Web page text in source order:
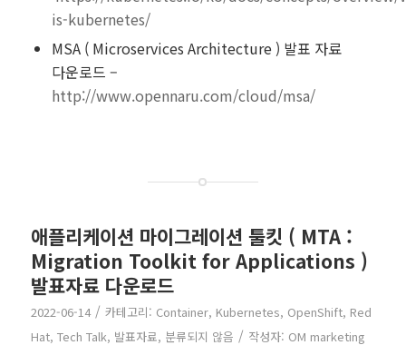
is-kubernetes/
MSA ( Microservices Architecture ) 발표 자료
다운로드 –
http://www.opennaru.com/cloud/msa/
애플리케이션 마이그레이션 툴킷 ( MTA :
Migration Toolkit for Applications )
발표자료 다운로드
2022-06-14 / 카테고리: Container, Kubernetes, OpenShift, Red
Hat, Tech Talk, 발표자료, 분류되지 않음 / 작성자: OM marketing